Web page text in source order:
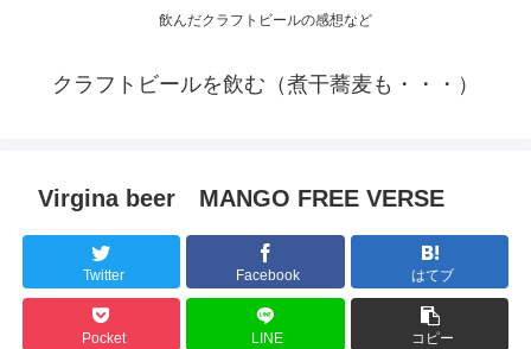
飲んだクラフトビールの感想など
クラフトビールを飲む（煮干蕎麦も・・・）
Virgina beer MANGO FREE VERSE
Twitter Facebook はてブ
Pocket LINE コピー